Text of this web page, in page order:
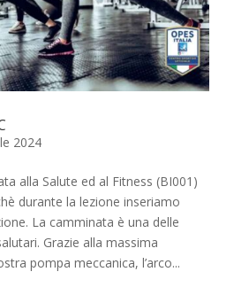
2024
alla Salute ed al Fitness (BI001)
durante la lezione inseriamo
La camminata è una delle
Grazie alla massima
pompa meccanica, l’arco...